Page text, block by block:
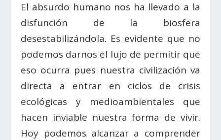
El absurdo humano nos ha llevado a la
disfunción de la biosfera
desestabilizándola. Es evidente que no
podemos darnos el lujo de permitir que
eso ocurra pues nuestra civilización va
directa a entrar en ciclos de crisis
ecológicas y medioambientales que
hacen inviable nuestra forma de vivir.
Hoy podemos alcanzar a comprender